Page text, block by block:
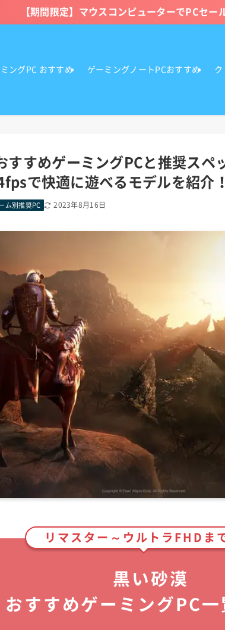
【期間限定】マウスコンピューターでPCセー
ングPC おすすめ ゲーミングノートPCおすすめ ク
すすめゲーミングPCと推奨スペ
で快適に遊べるモデルを紹介！
ム別推奨PC 2023年8月16日
リマスター～ウルトラFHDま
黒い砂漠
おすすめゲーミングPC一